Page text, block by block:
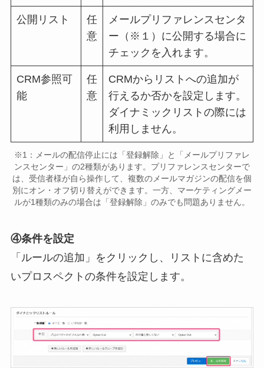
公開リスト
任
意
メールプリファレンスセンタ
ー（※１）に公開する場合に
チェックを入れます。
CRM参照可
能
任
意
CRMからリストへの追加が
行えるか否かを設定します。
ダイナミックリストの際には
利用しません。
※1：メールの配信停止には「登録解除」と「メールプリファレ
ンスセンター」の2種類があります。プリファレンスセンターで
は、受信者様が自ら操作して、複数のメールマガジンの配信を個
別にオン・オフ切り替えができます。一方、マーケティングメー
ルが1種類のみの場合は「登録解除」のみでも問題ありません。
④条件を設定
「ルールの追加」をクリックし、リストに含めた
いプロスペクトの条件を設定します。